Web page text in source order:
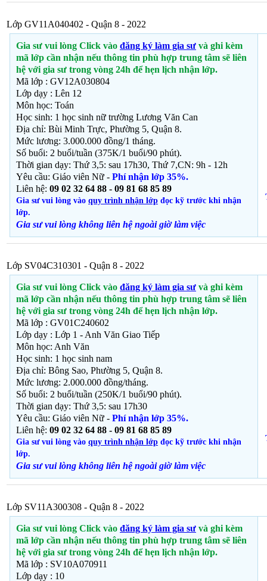
Lớp GV11A040402 - Quận 8 - 2022
Gia sư vui lòng Click vào đăng ký làm gia sư và ghi kèm
mã lớp cần nhận nếu thông tin phù hợp trung tâm sẽ liên
hệ với gia sư trong vòng 24h để hẹn lịch nhận lớp.
Mã lớp : GV12A030804
Lớp dạy : Lên 12
Môn học: Toán
Học sinh: 1 học sinh nữ trường Lương Văn Can
Địa chỉ: Bùi Minh Trực, Phường 5, Quận 8.
Mức lương: 3.000.000 đồng/1 tháng.
Số buổi: 2 buổi/tuần (375K/1 buổi/90 phút).
Thời gian dạy: Thứ 3,5: sau 17h30, Thứ 7,CN: 9h - 12h
Yêu cầu: Giáo viên Nữ - Phí nhận lớp 35%.
Liên hệ: 09 02 32 64 88 - 09 81 68 85 89
Gia sư vui lòng vào quy trình nhận lớp đọc kỹ trước khi nhận
lớp.
Gia sư vui lòng không liên hệ ngoài giờlàm việc
Lớp SV04C310301 - Quận 8 - 2022
Gia sư vui lòng Click vào đăng ký làm gia sư và ghi kèm
mã lớp cần nhận nếu thông tin phù hợp trung tâm sẽ liên
hệ với gia sư trong vòng 24h để hẹn lịch nhận lớp.
Mã lớp : GV01C240602
Lớp dạy : Lớp 1 - Anh Văn Giao Tiếp
Môn học: Anh Văn
Học sinh: 1 học sinh nam
Địa chỉ: Bông Sao, Phường 5, Quận 8.
Mức lương: 2.000.000 đồng/tháng.
Số buổi: 2 buổi/tuần (250K/1 buổi/90 phút).
Thời gian dạy: Thứ 3,5: sau 17h30
Yêu cầu: Giáo viên Nữ - Phí nhận lớp 35%.
Liên hệ: 09 02 32 64 88 - 09 81 68 85 89
Gia sư vui lòng vào quy trình nhận lớp đọc kỹ trước khi nhận
lớp.
Gia sư vui lòng không liên hệ ngoài giờlàm việc
Lớp SV11A300308 - Quận 8 - 2022
Gia sư vui lòng Click vào đăng ký làm gia sư và ghi kèm
mã lớp cần nhận nếu thông tin phù hợp trung tâm sẽ liên
hệ với gia sư trong vòng 24h để hẹn lịch nhận lớp.
Mã lớp : SV10A070911
Lớp dạy : 10